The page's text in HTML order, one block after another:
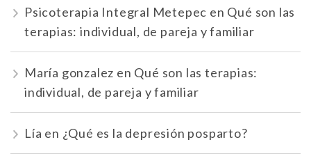
Psicoterapia Integral Metepec en Qué son las
terapias: individual, de pareja y familiar
María gonzalez en Qué son las terapias:
individual, de pareja y familiar
Lía en ¿Qué es la depresión posparto?